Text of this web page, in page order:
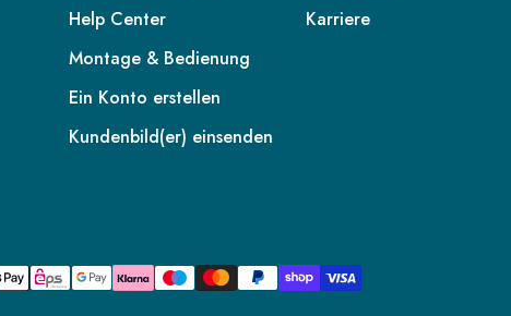
Karriere
Help Center
Montage & Bedienung
Ein Konto erstellen
Kundenbild(er) einsenden